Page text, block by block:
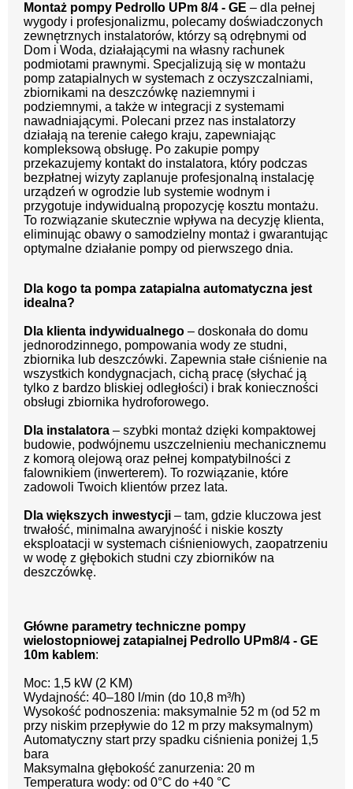
Montaż pompy Pedrollo UPm 8/4 - GE – dla pełnej
wygody i profesjonalizmu, polecamy doświadczonych
zewnętrznych instalatorów, którzy są odrębnymi od
Dom i Woda, działającymi na własny rachunek
podmiotami prawnymi. Specjalizują się w montażu
pomp zatapialnych w systemach z oczyszczalniami,
zbiornikami na deszczówkę naziemnymi i
podziemnymi, a także w integracji z systemami
nawadniającymi. Polecani przez nas instalatorzy
działają na terenie całego kraju, zapewniając
kompleksową obsługę. Po zakupie pompy
przekazujemy kontakt do instalatora, który podczas
bezpłatnej wizyty zaplanuje profesjonalną instalację
urządzeń w ogrodzie lub systemie wodnym i
przygotuje indywidualną propozycję kosztu montażu.
To rozwiązanie skutecznie wpływa na decyzję klienta,
eliminując obawy o samodzielny montaż i gwarantując
optymalne działanie pompy od pierwszego dnia.
Dla kogo ta pompa zatapialna automatyczna jest
idealna?
Dla klienta indywidualnego – doskonała do domu
jednorodzinnego, pompowania wody ze studni,
zbiornika lub deszczówki. Zapewnia stałe ciśnienie na
wszystkich kondygnacjach, cichą pracę (słychać ją
tylko z bardzo bliskiej odległości) i brak konieczności
obsługi zbiornika hydroforowego.
Dla instalatora – szybki montaż dzięki kompaktowej
budowie, podwójnemu uszczelnieniu mechanicznemu
z komorą olejową oraz pełnej kompatybilności z
falownikiem (inwerterem). To rozwiązanie, które
zadowoli Twoich klientów przez lata.
Dla większych inwestycji – tam, gdzie kluczowa jest
trwałość, minimalna awaryjność i niskie koszty
eksploatacji w systemach ciśnieniowych, zaopatrzeniu
w wodę z głębokich studni czy zbiorników na
deszczówkę.
Główne parametry techniczne pompy
wielostopniowej zatapialnej Pedrollo UPm8/4 - GE
10m kablem:
Moc: 1,5 kW (2 KM)
Wydajność: 40–180 l/min (do 10,8 m³/h)
Wysokość podnoszenia: maksymalnie 52 m (od 52 m
przy niskim przepływie do 12 m przy maksymalnym)
Automatyczny start przy spadku ciśnienia poniżej 1,5
bara
Maksymalna głębokość zanurzenia: 20 m
Temperatura wody: od 0°C do +40 °C